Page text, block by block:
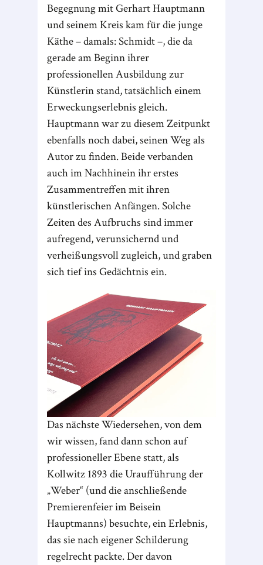
Begegnung mit Gerhart Hauptmann
und seinem Kreis kam für die junge
Käthe – damals: Schmidt –, die da
gerade am Beginn ihrer
professionellen Ausbildung zur
Künstlerin stand, tatsächlich einem
Erweckungserlebnis gleich.
Hauptmann war zu diesem Zeitpunkt
ebenfalls noch dabei, seinen Weg als
Autor zu finden. Beide verbanden
auch im Nachhinein ihr erstes
Zusammentreffen mit ihren
künstlerischen Anfängen. Solche
Zeiten des Aufbruchs sind immer
aufregend, verunsichernd und
verheißungsvoll zugleich, und graben
sich tief ins Gedächtnis ein.
Das nächste Wiedersehen, von dem
wir wissen, fand dann schon auf
professioneller Ebene statt, als
Kollwitz 1893 die Uraufführung der
„Weber“ (und die anschließende
Premierenfeier im Beisein
Hauptmanns) besuchte, ein Erlebnis,
das sie nach eigener Schilderung
regelrecht packte. Der davon